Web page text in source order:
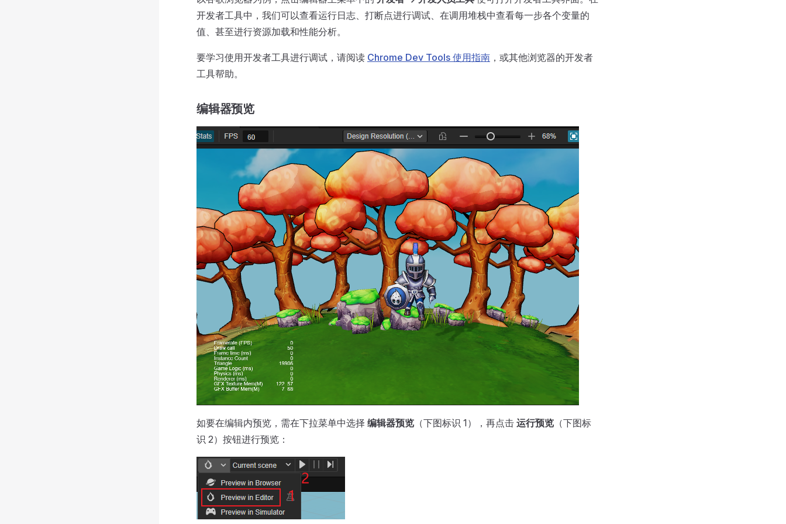
开发者工具中，我们可以查看运行日志、打断点进行调试、在调用堆栈中查看每一步各个变量的
值、甚至进行资源加载和性能分析。
要学习使用开发者工具进行调试，请阅读 Chrome Dev Tools 使用指南 ，或其他浏览器的开发者
工具帮助。
编辑器预览
如要在编辑内预览，需在下拉菜单中选择 编辑器预览 （下图标识 1），再点击 运行预览 （下图标
识 2）按钮进行预览：